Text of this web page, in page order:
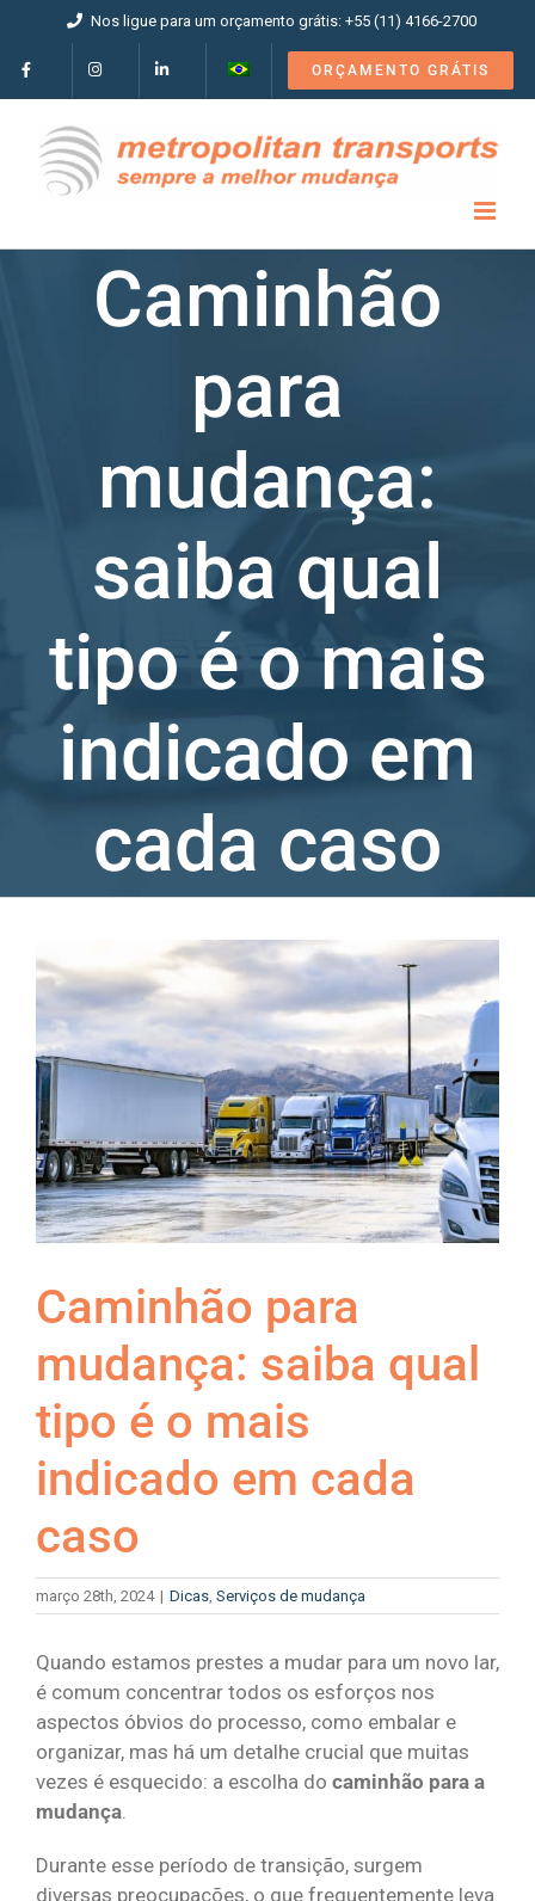
conteúdo
Nos ligue para um orçamento grátis: +55 (11) 4166-2700
ORÇAMENTO GRÁTIS
Caminhão
para
mudança:
saiba qual
tipo é o mais
indicado em
cada caso
imagem
maior
Caminhão para
mudança: saiba qual
tipo é o mais
indicado em cada
caso
março 28th, 2024 | Dicas Serviços de mudança
Quando estamos prestes a mudar para um novo lar,
é comum concentrar todos os esforços nos
aspectos óbvios do processo, como embalar e
organizar, mas há um detalhe crucial que muitas
vezes é esquecido: a escolha do caminhão para a
mudança
Durante esse período de transição, surgem
diversas preocupações, o que frequentemente leva